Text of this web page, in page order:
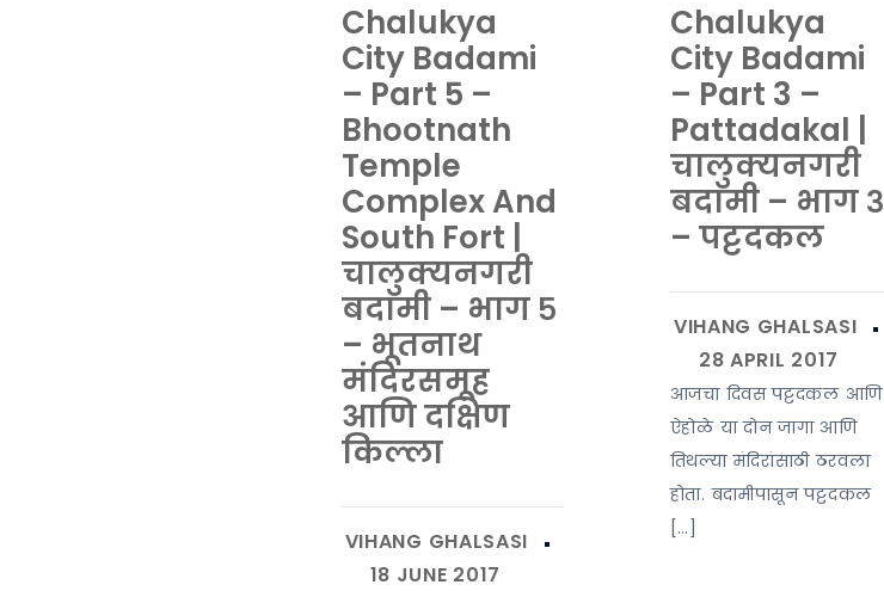
Chalukya
City Badami
– Part 5 –
Bhootnath
Temple
Complex And
South Fort |
चालुक्यनगरी
बदामी – भाग ५
– भूतनाथ
मंदिरसमूह
आणि दक्षिण
किल्ला
Chalukya
City Badami
– Part 3 –
Pattadakal |
चालुक्यनगरी
बदामी – भाग ३
– पट्टदकल
आजचा दिवस पट्टदकल आणि
ऐहोळे या दोन जागा आणि
तिथल्या मंदिरांसाठी ठरवला
होता. बदामीपासून पट्टदकल
[…]